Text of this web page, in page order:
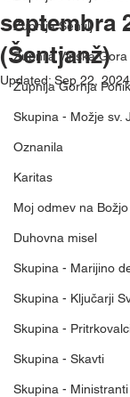
Župnija Šentilj
Župnija Vinska Gora
Župnija Gornja
Skupina - Možje sv.
Oznanila
Karitas
Moj odmev na
Duhovna misel
Skupina - Marijino
Skupina - Ključarji
Skupina -
Skupina - Skavti
Skupina - Ministranti
septembra
(Šentjanž)
Updated: Sep 22, 2024